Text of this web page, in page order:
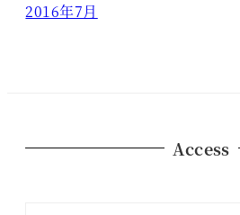
2016年7月
Access